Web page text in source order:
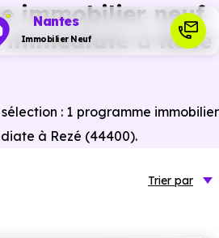
Nantes
Immobilier Neuf
immobilier neuf
à Rezé
: 1 programme immobilier
à Rezé (44400).
Trier par